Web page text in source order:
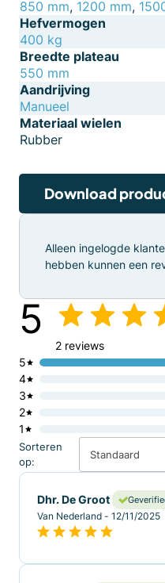
850 mm, 1200 mm,
Hefvermogen
400 kg
Breedte plateau
550 mm
Aandrijving
Manueel
Materiaal wielen
Rubber
Download
5
2 reviews
1
2
3
4
5
Sorteren
op:
Standaard
Dhr. De Groot
Van Nederland - 12/11/2025
Alleen ingelogde
hebben kunnen een